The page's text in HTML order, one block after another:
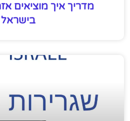
מדריך איך מוציאים
בישראל